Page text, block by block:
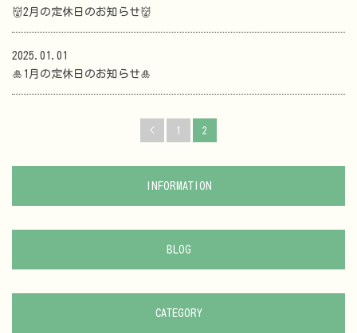
👹2月の定休日のお知らせ👹
2025.01.01
🎍1月の定休日のお知らせ🎍
< 1 2
INFORMATION
BLOG
CATEGORY